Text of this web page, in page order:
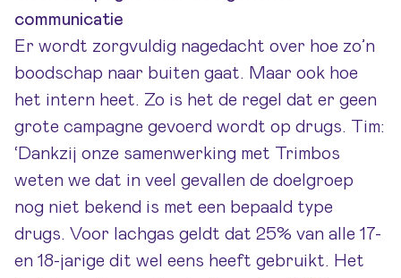
communicatie
Er wordt zorgvuldig nagedacht over hoe zo’n
boodschap naar buiten gaat. Maar ook hoe
het intern heet. Zo is het de regel dat er geen
grote campagne gevoerd wordt op drugs. Tim:
‘Dankzij onze samenwerking met Trimbos
weten we dat in veel gevallen de doelgroep
nog niet bekend is met een bepaald type
drugs. Voor lachgas geldt dat 25% van alle 17-
en 18-jarige dit wel eens heeft gebruikt. Het